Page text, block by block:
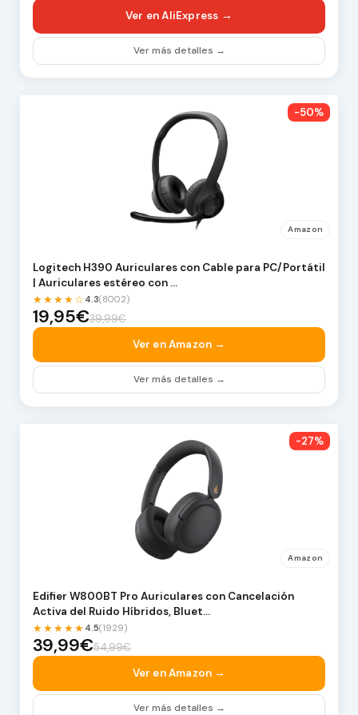
Ver en AliExpress →
Ver más detalles →
-50%
Amazon
Logitech H390 Auriculares con Cable para PC/Portátil
| Auriculares estéreo con …
★★★★☆ 4.3(8002)
19,95€39,99€
Ver en Amazon →
Ver más detalles →
-27%
Amazon
Edifier W800BT Pro Auriculares con Cancelación
Activa del Ruido Híbridos, Bluet…
★★★★★ 4.5(1929)
39,99€54,99€
Ver en Amazon →
Ver más detalles →